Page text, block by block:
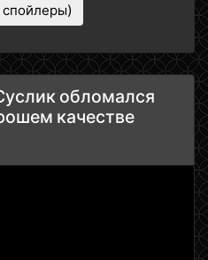
обломался
качестве